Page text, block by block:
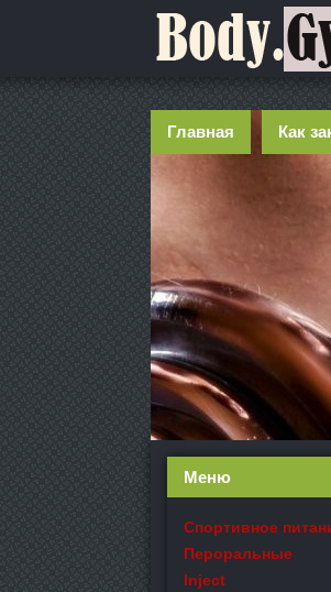
Главная Как
Меню
Спортивное
Пероральные
Inject